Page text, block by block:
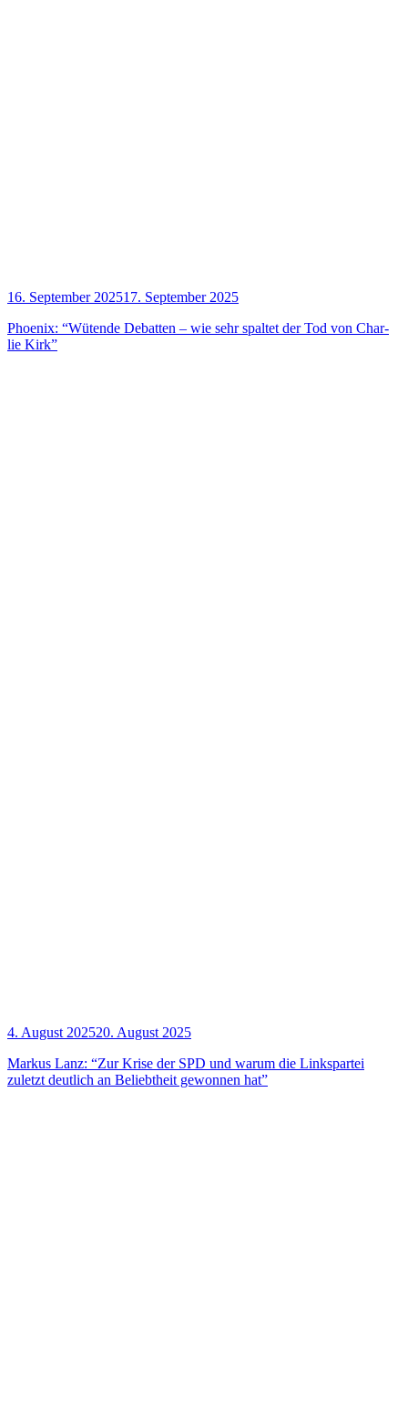
16. September 202517. September 2025
Phoe­nix: “Wüten­de Debat­ten – wie sehr spal­tet der Tod von Char­
lie Kirk”
4. August 202520. August 2025
Mar­kus Lanz: “Zur Kri­se der SPD und war­um die Links­par­tei
zuletzt deut­lich an Beliebt­heit gewon­nen hat”